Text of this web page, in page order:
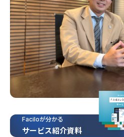
古川様
Faciloが分かる
サービス紹介資料